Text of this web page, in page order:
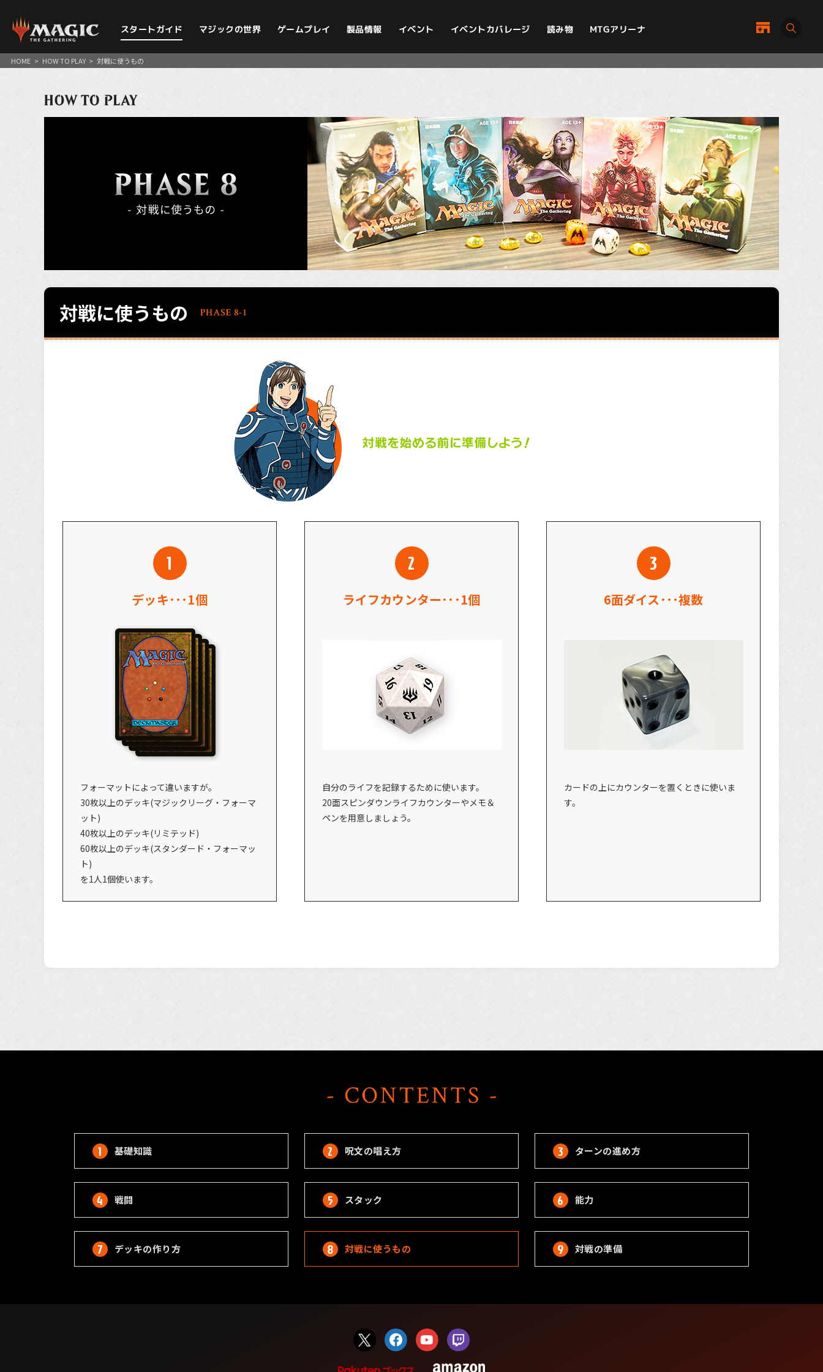
スタートガイド マジックの世界 ゲームプレイ 製品情報 イベント イベントカバレージ 読み物 MTGアリーナ
HOME > HOW TO PLAY > 対戦に使うもの
対戦に使うもの
デッキ･･･1個
フォーマットによって違いますが。
30枚以上のデッキ(マジックリーグ・フォーマ
ット)
40枚以上のデッキ(リミテッド)
60枚以上のデッキ(スタンダード・フォーマッ
ト)
を1人1個使います。
ライフカウンター･･･1個
自分のライフを記録するために使います。
20面スピンダウンライフカウンターやメモ＆
ペンを用意しましょう。
6面ダイス･･･複数
カードの上にカウンターを置くときに使いま
す。
基礎知識 呪文の唱え方 ターンの進め方
戦闘 スタック 能力
デッキの作り方 対戦に使うもの 対戦の準備